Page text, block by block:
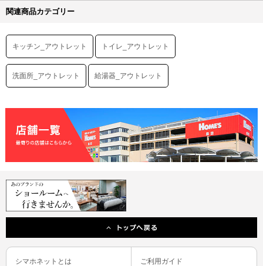
関連商品カテゴリー
キッチン_アウトレット トイレ_アウトレット
洗面所_アウトレット 給湯器_アウトレット
シマホネットとは ご利用ガイド